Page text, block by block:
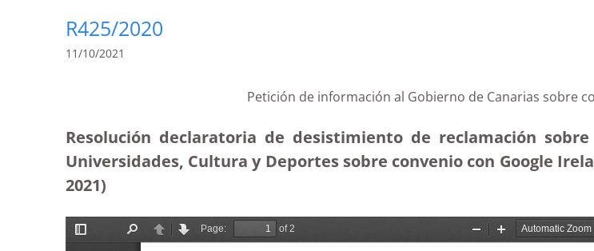
R425/2020
11/10/2021
Petición de información al Gobierno de Canarias sobre
Resolución declaratoria de desistimiento de reclamación
Universidades, Cultura y Deportes sobre convenio con Google
2021)